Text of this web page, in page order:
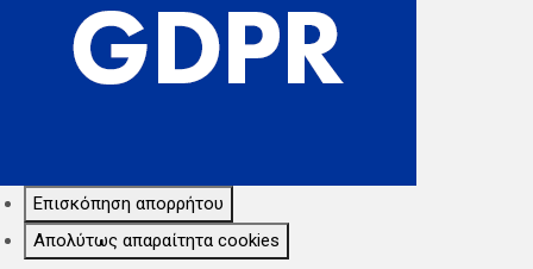
Επισκόπηση απορρήτου
Απολύτως απαραίτητα cookies